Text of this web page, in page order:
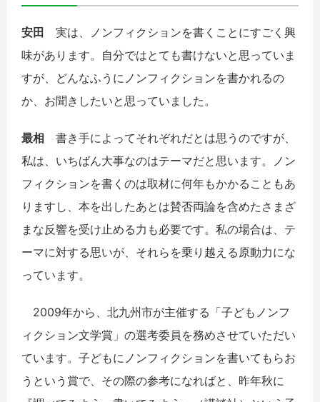
安田 実は、ノンフィクションを書くことにすごく興
味があります。自分ではとても書けないと思っていま
すが、どんなふうにノンフィクションを書かれるの
か、お聞きしたいと思っていました。
最相 書き手によってそれぞれだとは思うのですが、
私は、いちばん大事なのはテーマだと思います。ノン
フィクションを書くのは取材に何年もかかることもあ
りますし、本を出したあとは賛否両論を含めたさまざ
まな反響を受け止める力も必要です。私の場合は、テ
ーマに対する思いが、それらを乗り越える原動力にな
っています。
2009年から、北九州市が主催する「子どもノンフ
ィクション文学賞」の選考委員を務めさせていただい
ています。子どもにノンフィクションを書いてもらお
うという賞で、その際の参考になればと、昨年秋に